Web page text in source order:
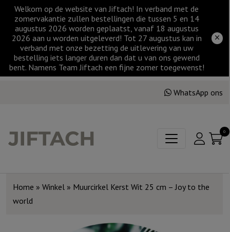
Welkom op de website van Jiftach! In verband met de
zomervakantie zullen bestellingen die tussen 5 en 14
augustus 2026 worden geplaatst, vanaf 18 augustus
2026 aan u worden uitgeleverd! Tot 27 augustus kan in
verband met onze bezetting de uitlevering van uw
bestelling iets langer duren dan dat u van ons gewend
bent. Namens Team Jiftach een fijne zomer toegewenst!
WhatsApp ons
0
Home » Winkel » Muurcirkel Kerst Wit 25 cm – Joy to the
world